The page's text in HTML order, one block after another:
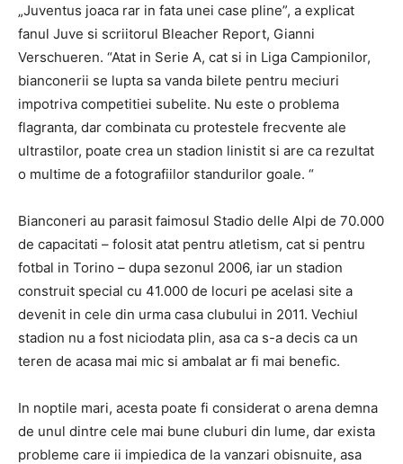
„Juventus joaca rar in fata unei case pline”, a explicat
fanul Juve si scriitorul Bleacher Report, Gianni
Verschueren. “Atat in ​​Serie A, cat si in Liga Campionilor,
bianconerii se lupta sa vanda bilete pentru meciuri
impotriva competitiei subelite. Nu este o problema
flagranta, dar combinata cu protestele frecvente ale
ultrastilor, poate crea un stadion linistit si are ca rezultat
o multime de a fotografiilor standurilor goale. “
Bianconeri au parasit faimosul Stadio delle Alpi de 70.000
de capacitati – folosit atat pentru atletism, cat si pentru
fotbal in Torino – dupa sezonul 2006, iar un stadion
construit special cu 41.000 de locuri pe acelasi site a
devenit in cele din urma casa clubului in 2011. Vechiul
stadion nu a fost niciodata plin, asa ca s-a decis ca un
teren de acasa mai mic si ambalat ar fi mai benefic.
In noptile mari, acesta poate fi considerat o arena demna
de unul dintre cele mai bune cluburi din lume, dar exista
probleme care ii impiedica de la vanzari obisnuite, asa